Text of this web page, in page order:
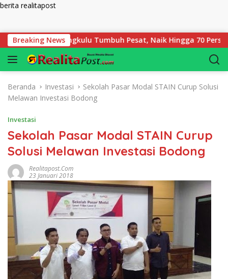
berita realitapost
Breaking News
Bengkulu Tumbuh Pesat, Naik Hingga 70 Persen Sejak
Beranda Investasi
Sekolah Pasar Modal STAIN Curup Solusi
Melawan Investasi Bodong
Investasi
Sekolah Pasar Modal STAIN Curup
Solusi Melawan Investasi Bodong
Realitapost.com
23 Januari 2018